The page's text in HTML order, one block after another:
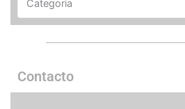
Categoria
Contacto